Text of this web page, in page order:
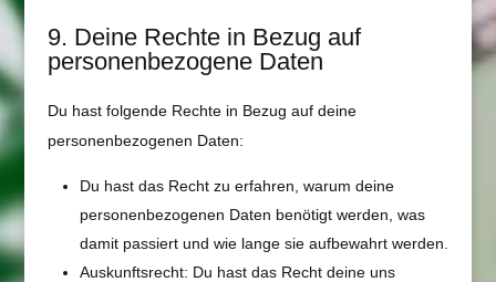
9. Deine Rechte in Bezug auf
personenbezogene Daten
Du hast folgende Rechte in Bezug auf deine
personenbezogenen Daten:
Du hast das Recht zu erfahren, warum deine
personenbezogenen Daten benötigt werden, was
damit passiert und wie lange sie aufbewahrt werden.
Auskunftsrecht: Du hast das Recht deine uns